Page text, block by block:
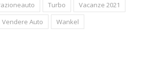
Turbo
Vacanze 2021
Vendere Auto Wankel